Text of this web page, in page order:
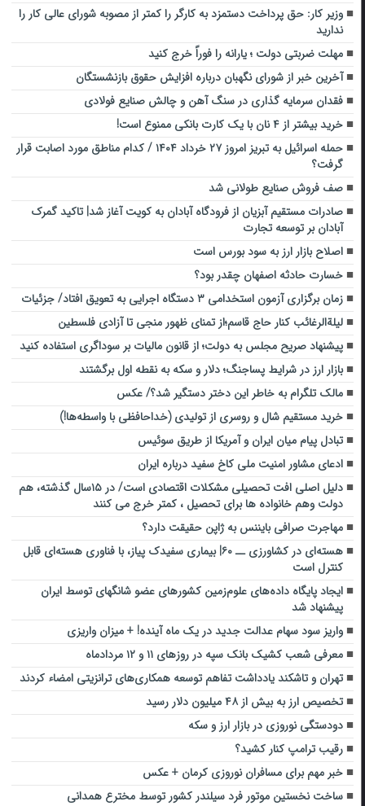
وزیر کار: حق پرداخت دستمزد به کارگر را کمتر از مصوبه شورای عالی کار را
ندارید
مهلت ضربتی دولت ؛ یارانه را فوراً خرج کنید
آخرین خبر از شورای نگهبان درباره افزایش حقوق بازنشستگان
فقدان سرمایه گذاری در سنگ آهن و چالش صنایع فولادی
خرید بیشتر از ۴ نان با یک کارت بانکی ممنوع است!
حمله اسرائیل به تبریز امروز ۲۷ خرداد ۱۴۰۴ / کدام مناطق مورد اصابت قرار
گرفت؟
صف فروش صنایع طولانی شد
صادرات مستقیم آبزیان از فرودگاه آبادان به کویت آغاز شد| تاکید گمرک
آبادان بر توسعه تجارت
اصلاح بازار ارز به سود بورس است
خسارت حادثه اصفهان چقدر بود؟
زمان برگزاری آزمون استخدامی ٣ دستگاه اجرایی به تعویق افتاد/ جزئیات
لیلةالرغائب کنار حاج قاسم؛از تمنای ظهور منجی تا آزادی فلسطین
پیشنهاد صریح مجلس به دولت؛ از قانون مالیات بر سوداگری استفاده کنید
بازار ارز در شرایط پساجنگ؛ دلار و سکه به نقطه اول برگشتند
مالک تلگرام به خاطر این دختر دستگیر شد؟/ عکس
خرید مستقیم شال و روسری از تولیدی (خداحافظی با واسطه‌ها!)
تبادل پیام میان ایران و آمریکا از طریق سوئیس
ادعای مشاور امنیت ملی کاخ سفید درباره ایران
دلیل اصلی افت تحصیلی مشکلات اقتصادی است/ در ۱۵سال گذشته، هم
دولت وهم خانواده ها برای تحصیل ، کمتر خرج می کنند
مهاجرت صرافی بایننس به ژاپن حقیقت دارد؟
هسته‌ای در کشاورزی ــ ۶۰| بیماری سفیدک پیاز، با فناوری هسته‌ای قابل
کنترل است
ایجاد پایگاه داده‌های علوم‌زمین کشورهای عضو شانگهای توسط ایران
پیشنهاد شد
واریز سود سهام عدالت جدید در یک ماه آینده! + میزان واریزی
معرفی شعب کشیک بانک سپه در روزهای ۱۱ و ۱۲ مردادماه
تهران و تاشکند یادداشت تفاهم توسعه‌ همکاری‌های ترانزیتی امضاء کردند
تخصیص ارز به بیش از ۴۸ میلیون دلار رسید
دودستگی نوروزی در بازار ارز و سکه
رقیب ترامپ کنار کشید؟
خبر مهم برای مسافران نوروزی کرمان + عکس
ساخت نخستین موتور فرد سیلندر کشور توسط مخترع همدانی